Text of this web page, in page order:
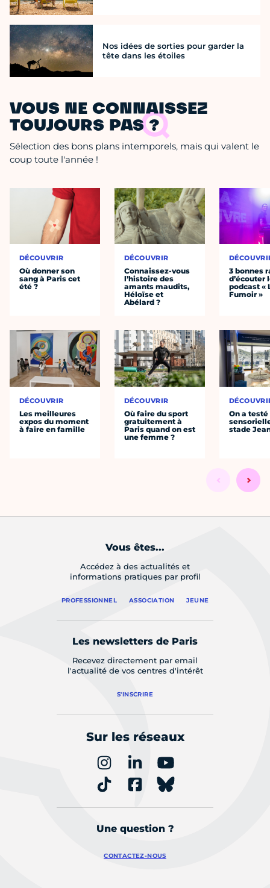
Nos idées de sorties pour garder la
tête dans les étoiles
VOUS NE CONNAISSEZ
TOUJOURS PAS ?
Sélection des bons plans intemporels, mais qui valent le
coup toute l'année !
DÉCOUVRIR
Où donner son
sang à Paris cet
été ?
DÉCOUVRIR
Les meilleures
expos du moment
à faire en famille
DÉCOUVRIR
Connaissez-vous
l’histoire des
amants maudits,
Héloïse et
Abélard ?
DÉCOUVRIR
Où faire du sport
gratuitement à
Paris quand on est
une femme ?
3 bonnes
d’écouter
podcast «
Fumoir »
On a
stade
Vous êtes...
Accédez à des actualités et
informations pratiques par profil
PROFESSIONNEL ASSOCIATION JEUNE
Les newsletters de Paris
Recevez directement par email
l'actualité de vos centres d'intérêt
S'INSCRIRE
Sur les réseaux
Une question ?
CONTACTEZ-NOUS